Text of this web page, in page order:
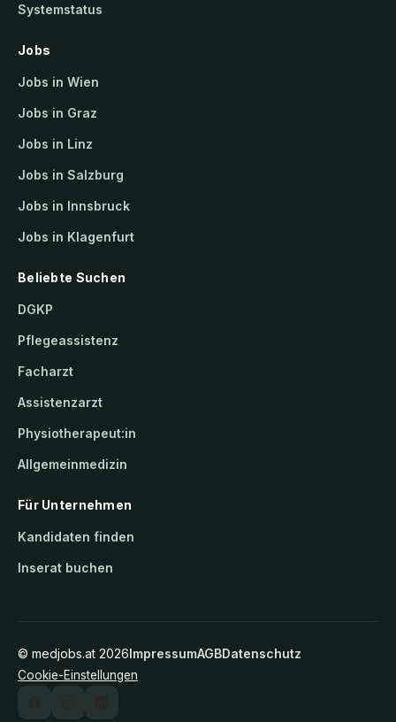
Systemstatus
Jobs
Jobs in Wien
Jobs in Graz
Jobs in Linz
Jobs in Salzburg
Jobs in Innsbruck
Jobs in Klagenfurt
Beliebte Suchen
DGKP
Pflegeassistenz
Facharzt
Assistenzarzt
Physiotherapeut:in
Allgemeinmedizin
Für Unternehmen
Kandidaten finden
Inserat buchen
© medjobs.at 2026ImpressumAGBDatenschutz
Cookie-Einstellungen